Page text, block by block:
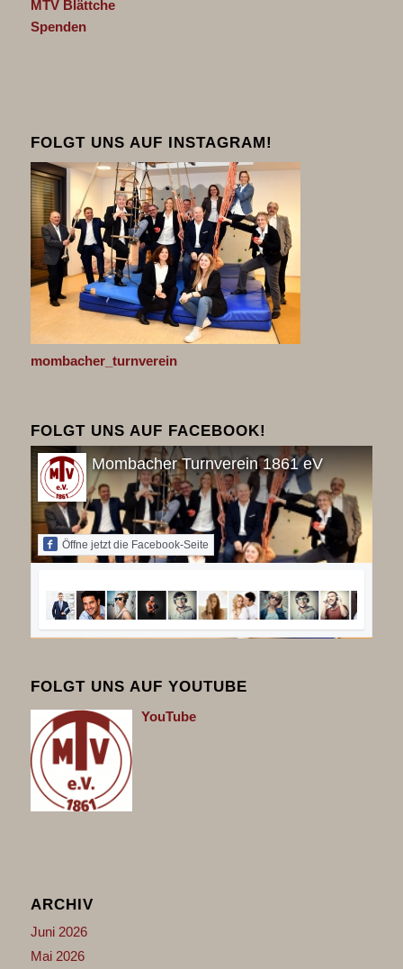
MTV Blättche
Spenden
FOLGT UNS AUF INSTAGRAM!
mombacher_turnverein
FOLGT UNS AUF FACEBOOK!
Mombacher Turnverein 1861 eV
Öffne jetzt die Facebook-Seite
FOLGT UNS AUF YOUTUBE
YouTube
ARCHIV
Juni 2026
Mai 2026